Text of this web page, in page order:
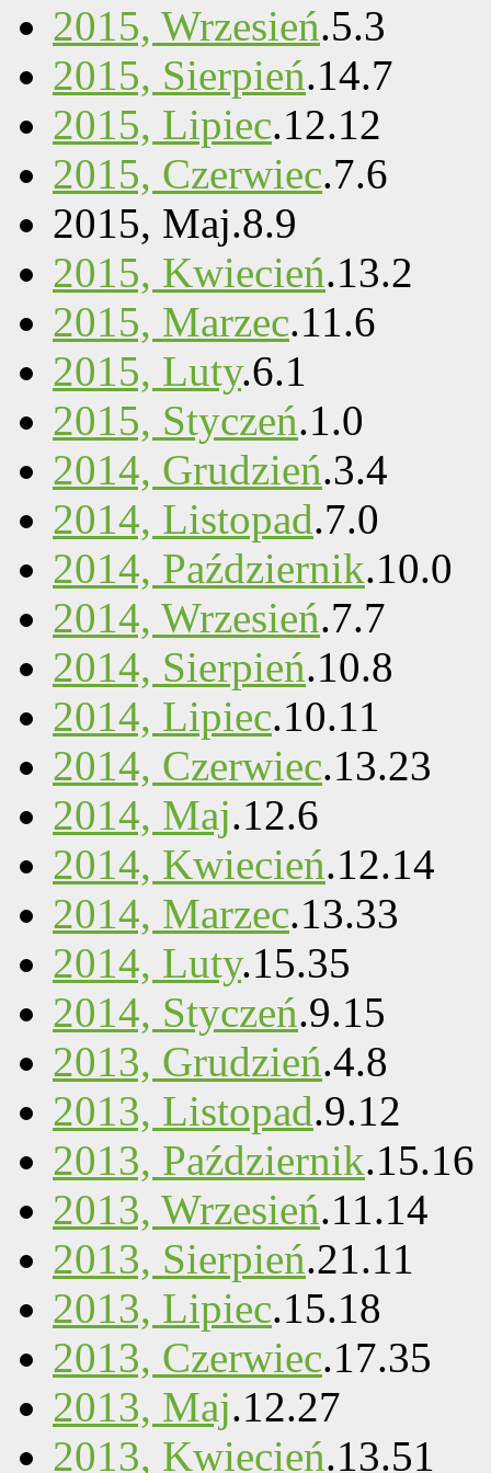
2015, Wrzesień.5.3
2015, Sierpień.14.7
2015, Lipiec.12.12
2015, Czerwiec.7.6
2015, Maj.8.9
2015, Kwiecień.13.2
2015, Marzec.11.6
2015, Luty.6.1
2015, Styczeń.1.0
2014, Grudzień.3.4
2014, Listopad.7.0
2014, Październik.10.0
2014, Wrzesień.7.7
2014, Sierpień.10.8
2014, Lipiec.10.11
2014, Czerwiec.13.23
2014, Maj.12.6
2014, Kwiecień.12.14
2014, Marzec.13.33
2014, Luty.15.35
2014, Styczeń.9.15
2013, Grudzień.4.8
2013, Listopad.9.12
2013, Październik.15.16
2013, Wrzesień.11.14
2013, Sierpień.21.11
2013, Lipiec.15.18
2013, Czerwiec.17.35
2013, Maj.12.27
2013, Kwiecień.13.51